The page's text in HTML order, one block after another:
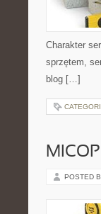
Charakter
sprzętem,
blog […]
POSTED